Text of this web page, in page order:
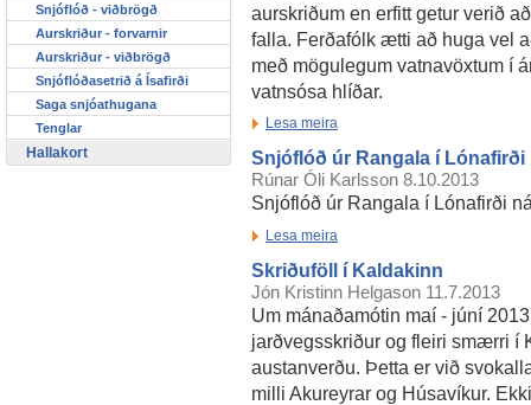
aurskriðum en erfitt getur verið
falla. Ferðafólk ætti að huga vel
með mögulegum vatnavöxtum í
vatnsósa hlíðar.
Lesa meira
Snjóflóð úr Rangala í Lónafirði
Rúnar Óli Karlsson 8.10.2013
Snjóflóð úr Rangala í Lónafirði
Lesa meira
Skriðuföll í Kaldakinn
Jón Kristinn Helgason 11.7.2013
Um mánaðamótin maí - júní
jarðvegsskriður og fleiri smærri í
austanverðu. Þetta er við
milli Akureyrar og Húsavíkur.
Snjóflóð - viðbrögð
Aurskriður - forvarnir
Aurskriður - viðbrögð
Snjóflóðasetrið á Ísafirði
Saga snjóathugana
Tenglar
Hallakort